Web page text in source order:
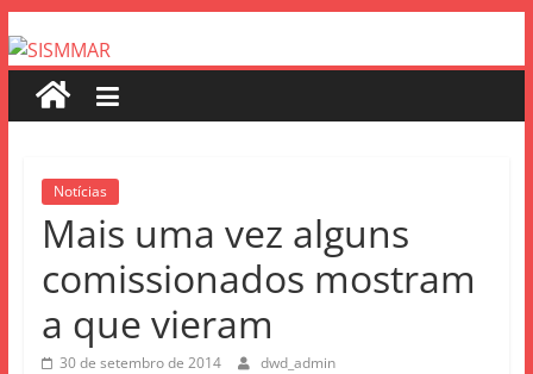
Notícias
Mais uma vez alguns
comissionados mostram
a que vieram
30 de setembro de 2014 dwd_admin